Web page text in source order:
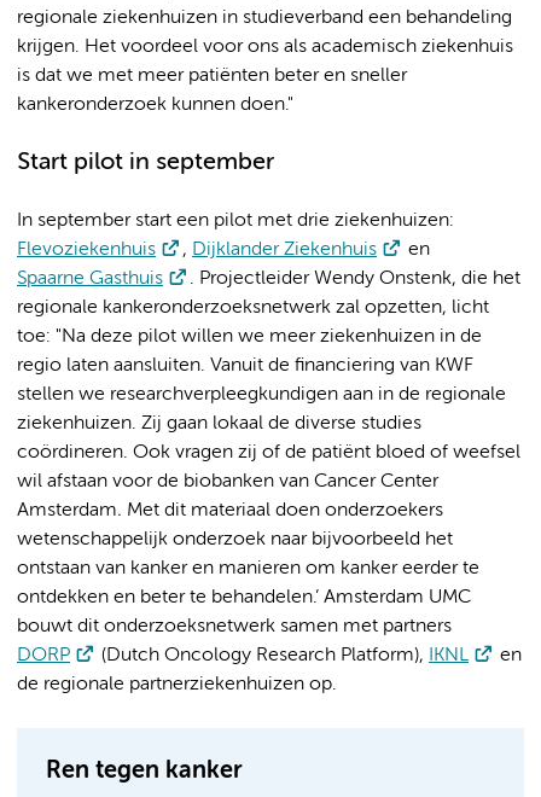
regionale ziekenhuizen in studieverband een behandeling
krijgen. Het voordeel voor ons als academisch ziekenhuis
is dat we met meer patiënten beter en sneller
kankeronderzoek kunnen doen."
Start pilot in september
In september start een pilot met drie ziekenhuizen:
Flevoziekenhuis
, Dijklander Ziekenhuis
en
Spaarne Gasthuis
. Projectleider Wendy Onstenk, die het
regionale kankeronderzoeksnetwerk zal opzetten, licht
toe: "Na deze pilot willen we meer ziekenhuizen in de
regio laten aansluiten. Vanuit de financiering van KWF
stellen we researchverpleegkundigen aan in de regionale
ziekenhuizen. Zij gaan lokaal de diverse studies
coördineren. Ook vragen zij of de patiënt bloed of weefsel
wil afstaan voor de biobanken van Cancer Center
Amsterdam. Met dit materiaal doen onderzoekers
wetenschappelijk onderzoek naar bijvoorbeeld het
ontstaan van kanker en manieren om kanker eerder te
ontdekken en beter te behandelen.’ Amsterdam UMC
bouwt dit onderzoeksnetwerk samen met partners
DORP
(Dutch Oncology Research Platform), IKNL
en
de regionale partnerziekenhuizen op.
Ren tegen kanker